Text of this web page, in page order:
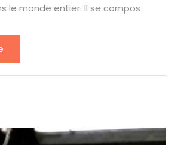
le monde entier. Il se compos